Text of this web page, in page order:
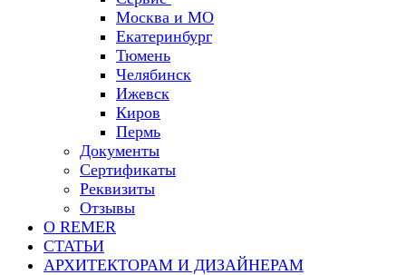
Москва и МО
Екатеринбург
Тюмень
Челябинск
Ижевск
Киров
Пермь
Документы
Сертификаты
Реквизиты
Отзывы
О REMER
СТАТЬИ
АРХИТЕКТОРАМ И ДИЗАЙНЕРАМ